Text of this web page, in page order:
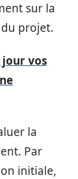
sur la
projet.
vos
la
Par
initiale,